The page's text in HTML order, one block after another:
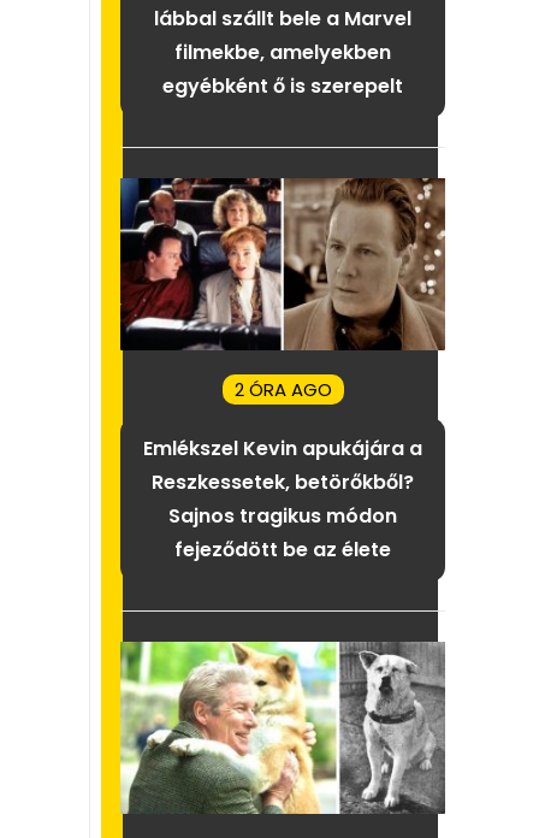
lábbal szállt bele a Marvel
filmekbe, amelyekben
egyébként ő is szerepelt
2 ÓRA AGO
Emlékszel Kevin apukájára a
Reszkessetek, betörőkből?
Sajnos tragikus módon
fejeződött be az élete